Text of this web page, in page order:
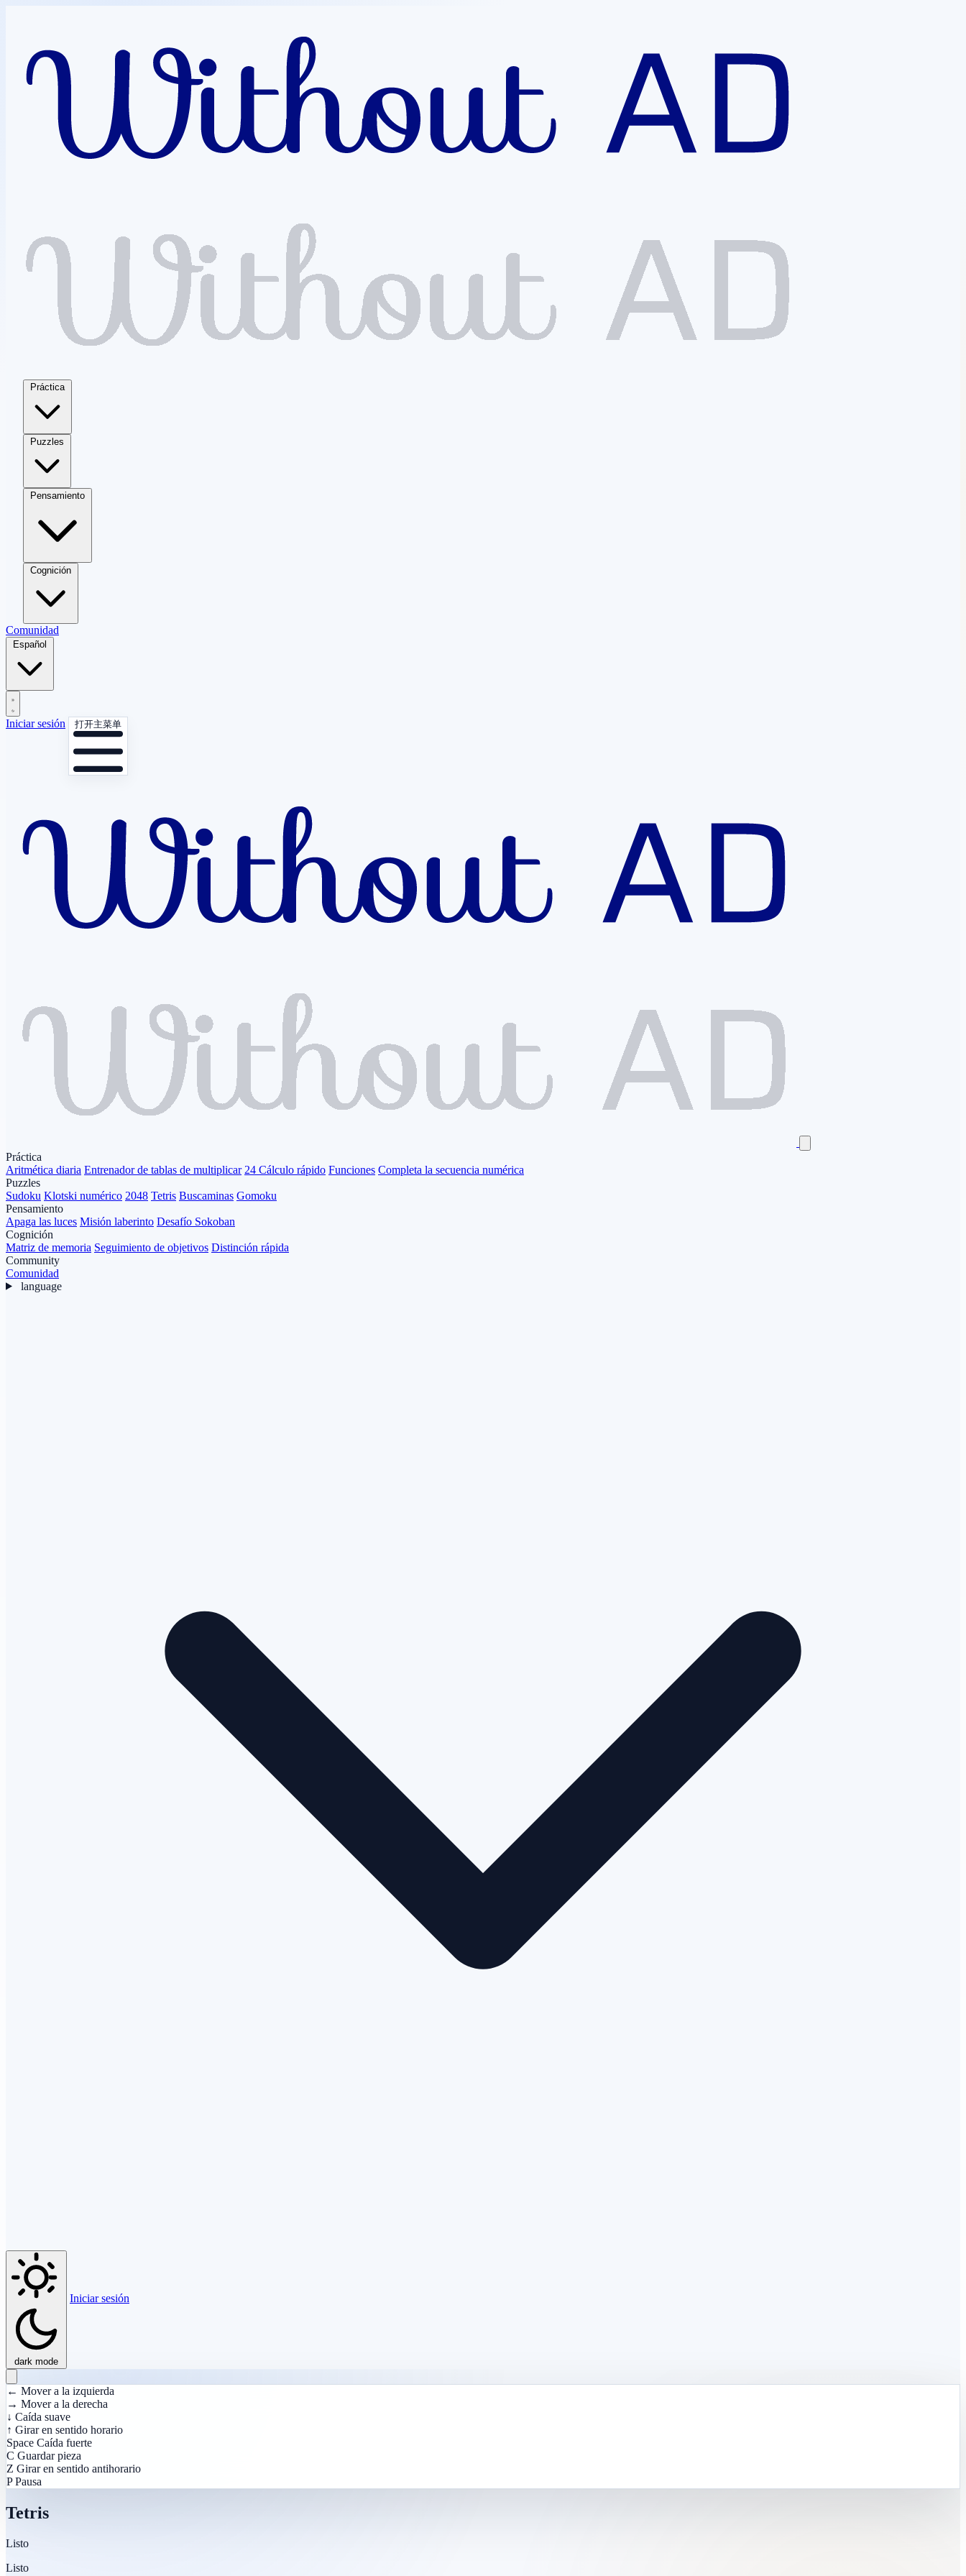
Práctica
Puzzles
Pensamiento
Cognición
Comunidad
Español
Iniciar sesión 打开主菜单
Práctica
Aritmética diaria Entrenador de tablas de multiplicar 24 Cálculo rápido Funciones Completa la secuencia numérica
Puzzles
Sudoku Klotski numérico 2048 Tetris Buscaminas Gomoku
Pensamiento
Apaga las luces Misión laberinto Desafío Sokoban
Cognición
Matriz de memoria Seguimiento de objetivos Distinción rápida
Community
Comunidad
language
dark mode
Iniciar sesión
← Mover a la izquierda
→ Mover a la derecha
↓ Caída suave
↑ Girar en sentido horario
Space Caída fuerte
C Guardar pieza
Z Girar en sentido antihorario
P Pausa
Tetris
Listo
Listo